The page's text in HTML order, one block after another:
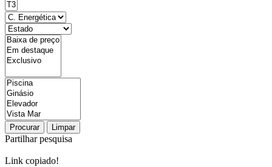
Procurar Limpar
Partilhar pesquisa
Link copiado!